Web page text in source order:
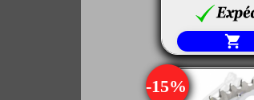

-15%